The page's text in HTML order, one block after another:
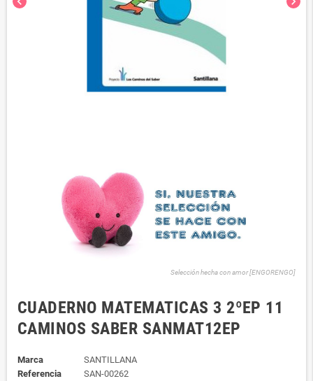
Selección hecha con amor [ENGORENGO]
CUADERNO MATEMATICAS 3 2ºEP 11
CAMINOS SABER SANMAT12EP
Marca
SANTILLANA
Referencia
SAN-00262